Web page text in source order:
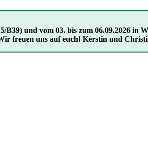
und vom 03. bis zum 06.09.2026 in
freuen uns auf euch! Kerstin und